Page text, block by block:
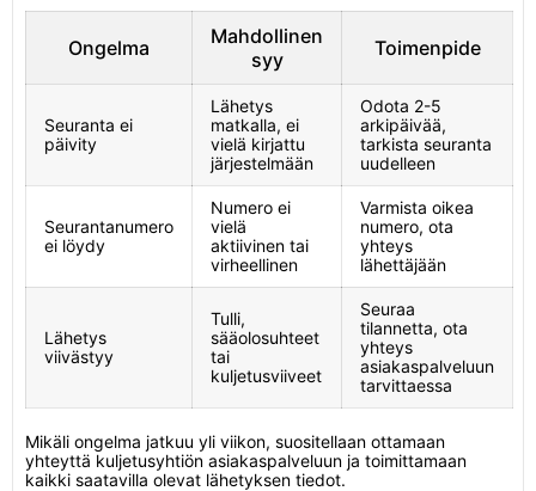
Ongelma
Mahdollinen
syy
Toimenpide
Seuranta ei
päivity
Lähetys
matkalla, ei
vielä kirjattu
järjestelmään
Odota 2-5
arkipäivää,
tarkista seuranta
uudelleen
Seurantanumero
ei löydy
Numero ei
vielä
aktiivinen tai
virheellinen
Varmista oikea
numero, ota
yhteys
lähettäjään
Lähetys
viivästyy
Tulli,
sääolosuhteet
tai
kuljetusviiveet
Seuraa
tilannetta, ota
yhteys
asiakaspalveluun
tarvittaessa
Mikäli ongelma jatkuu yli viikon, suositellaan ottamaan
yhteyttä kuljetusyhtiön asiakaspalveluun ja toimittamaan
kaikki saatavilla olevat lähetyksen tiedot.